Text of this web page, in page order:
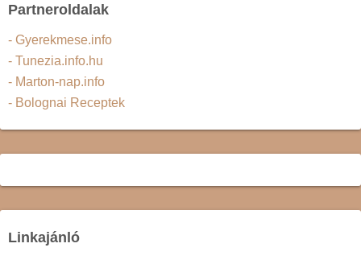
Partneroldalak
- Gyerekmese.info
- Tunezia.info.hu
- Marton-nap.info
- Bolognai Receptek
Linkajánló